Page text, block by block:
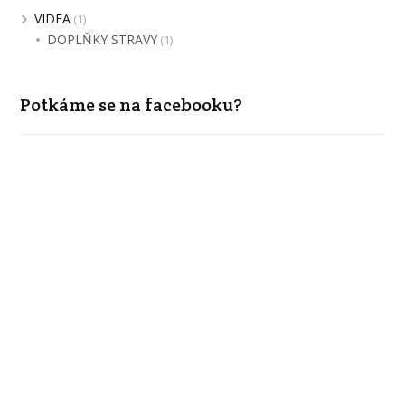
VIDEA (1)
DOPLŇKY STRAVY (1)
Potkáme se na facebooku?